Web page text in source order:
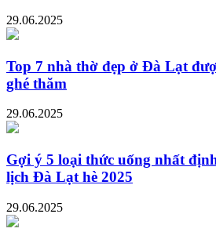
29.06.2025
Top 7 nhà thờ đẹp ở Đà Lạt
ghé thăm
29.06.2025
Gợi ý 5 loại thức uống nhất
lịch Đà Lạt hè 2025
29.06.2025